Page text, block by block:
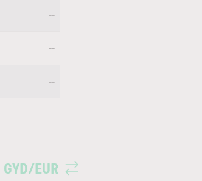
--
--
--
GYD/EUR